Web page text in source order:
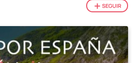
SEGUIR